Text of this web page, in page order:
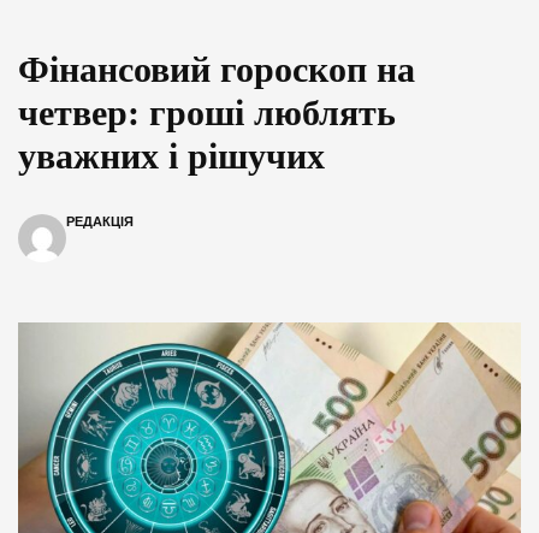
Фінансовий гороскоп на
четвер: гроші люблять
уважних і рішучих
РЕДАКЦІЯ